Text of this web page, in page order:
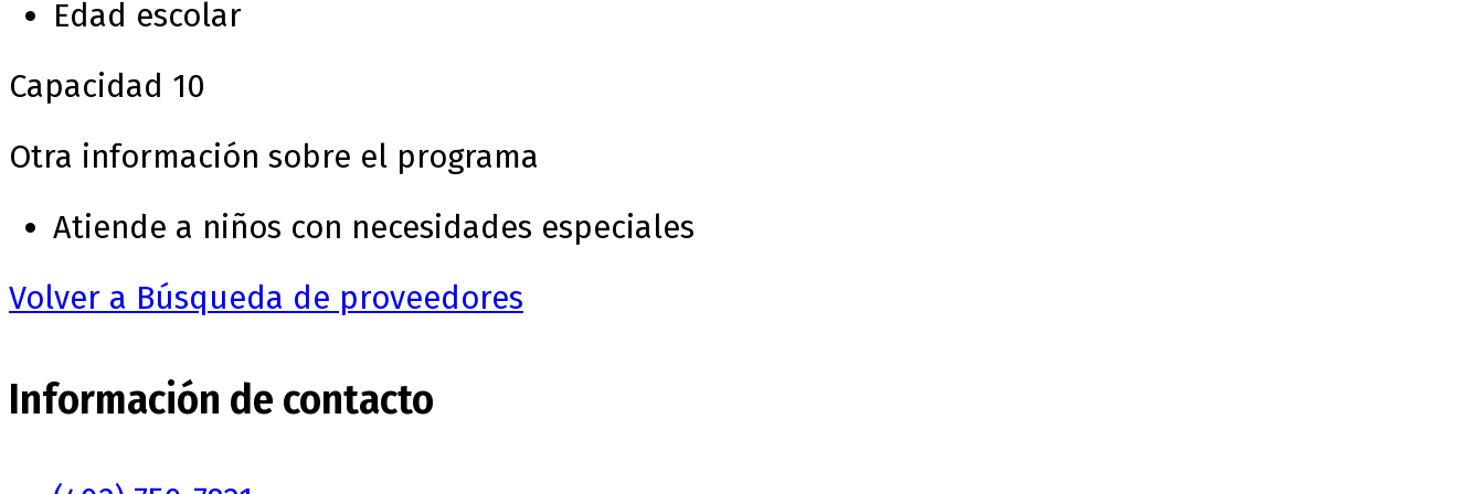
Edad escolar
Capacidad 10
Otra información sobre el programa
Atiende a niños con necesidades especiales
Volver a Búsqueda de proveedores
Información de contacto